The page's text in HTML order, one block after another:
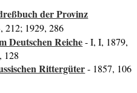
der Provinz
212; 1929, 286
Deutschen Reiche- I, I, 1879,
128
Rittergüter- 1857, 106